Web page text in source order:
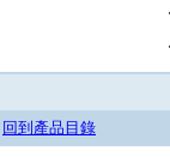
回到產品目錄